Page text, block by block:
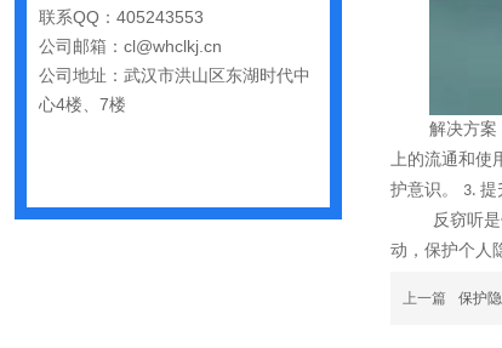
办公室哪些东西暗藏窃密风险
手机麦克风窃听，关掉权限就安全了吗？
车上装GPS只为了定位？小心，它可能正在“偷听”你说话
联系QQ：405243553
公司邮箱：cl@whclkj.cn
公司地址：武汉市洪山区东湖时代中
心4楼、7楼
解决方案
上的流通和使
护意识。 3. 提
反窃听
动，保护个人
上一篇 保护